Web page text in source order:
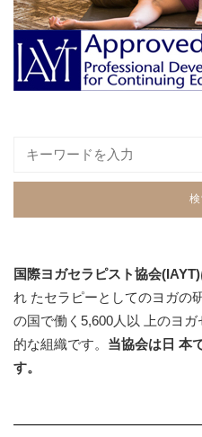
国際ヨガセラピスト協会(IAYT)
れ たセラピーとしてのヨガの
の国で働く5,600人以 上のヨ
的な組織です。 当協会は日 本
す。